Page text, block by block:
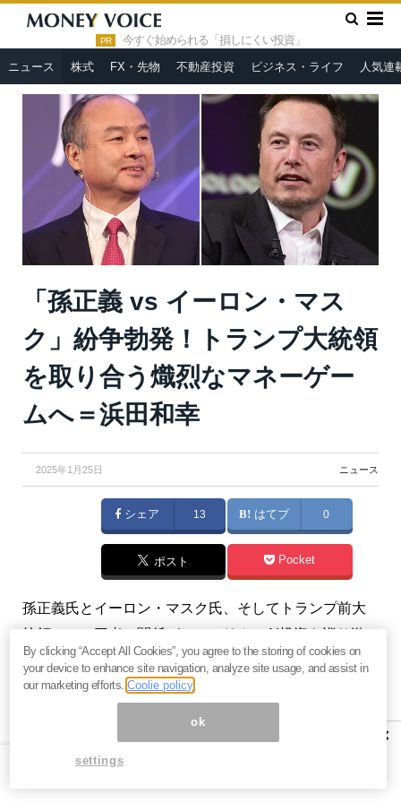
PR 今すぐ始められる「損しにくい投資」
ニュース 株式 FX・先物 不動産投資 ビジネス・ライフ 人気連
HOME » ニュース »
「孫正義 vs イーロン・マスク」紛争勃
発！トランプ大統領を取り合う熾烈なマネーゲームへ＝浜田和幸
「孫正義 vs イーロン・マス
ク」紛争勃発！トランプ大統領
を取り合う熾烈なマネーゲー
ムへ＝浜田和幸
2025年1月25日 ニュース
シェア 13 はてブ 0
ポスト Pocket
孫正義氏とイーロン・マスク氏、そしてトランプ前大
統領。この三者の関係が、アメリカのAI投資を巡り激
しい火花を散らしています。孫氏が主導する「スター
ゲート」プロジェクトは、AI関連インフラに巨額の投
ますが、マスク氏からは厳しい批判が飛び出しまし
た。この巨額投資をめぐる真偽や、トランプ氏を巡る
両者の駆け引きに迫ります。（「 浜田かずゆきの『ぶ
×
By clicking “Accept All Cookies”, you agree to the storing of cookies on
your device to enhance site navigation, analyze site usage, and assist in
our marketing efforts.Coolie policy
ok
settings